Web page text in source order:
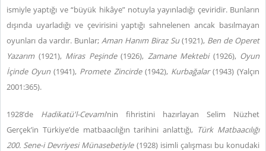
ismiyle yaptığı ve “büyük hikâye” notuyla yayınladığı çeviridir. Bunların
dışında uyarladığı ve çevirisini yaptığı sahnelenen ancak basılmayan
oyunları da vardır. Bunlar; Aman Hanım Biraz Su(1921), Ben de Operet
Yazarım(1921), Miras Peşinde(1926), Zamane Mektebi(1926), Oyun
İçinde Oyun (1941), Promete Zincirde(1942), Kurbağalar(1943) (Yalçın
2001:365).
1928’de Hadikatü'l-Cevami’nin fihristini hazırlayan Selim Nüzhet
Gerçek’in Türkiye’de matbaacılığın tarihini anlattığı, Türk Matbaacılığı
200. Sene-i Devriyesi Münasebetiyle (1928) isimli çalışması bu konudaki